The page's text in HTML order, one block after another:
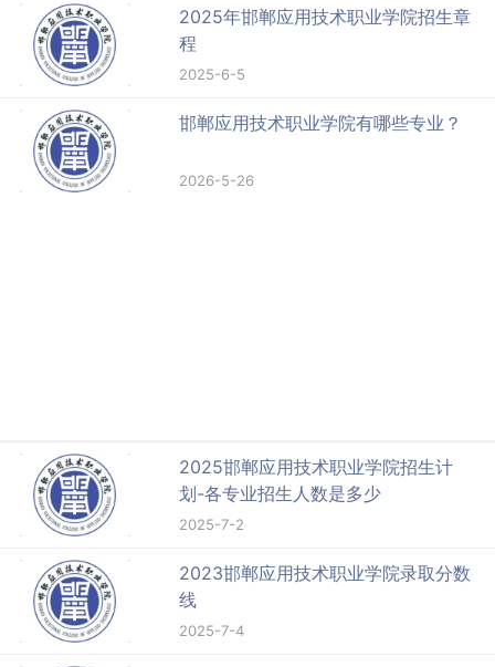
2025年邯郸应用技术职业学院招生章
程
2025-6-5
邯郸应用技术职业学院有哪些专业？
2026-5-26
2025邯郸应用技术职业学院招生计
划-各专业招生人数是多少
2025-7-2
2023邯郸应用技术职业学院录取分数
线
2025-7-4